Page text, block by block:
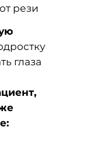
рези
глаза